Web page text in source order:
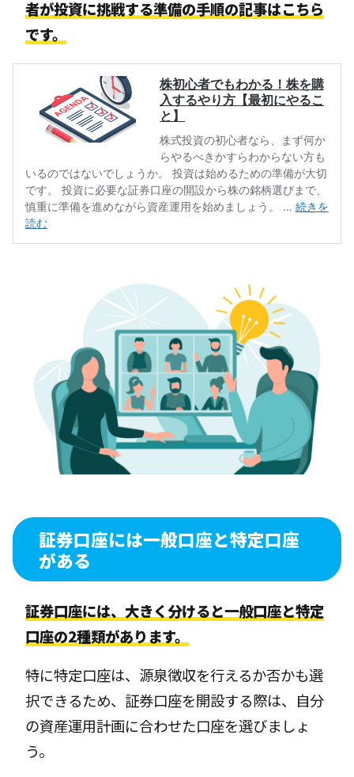
者が投資に挑戦する準備の手順の記事はこちら
です。
証券口座には一般口座と特定口座
がある
証券口座には、大きく分けると一般口座と特定
口座の2種類があります。
特に特定口座は、源泉徴収を行えるか否かも選
択できるため、証券口座を開設する際は、自分
の資産運用計画に合わせた口座を選びましょ
う。